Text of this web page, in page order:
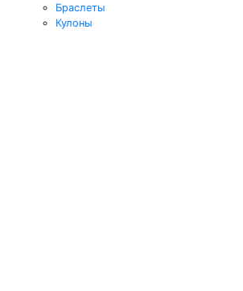
Браслеты
Кулоны